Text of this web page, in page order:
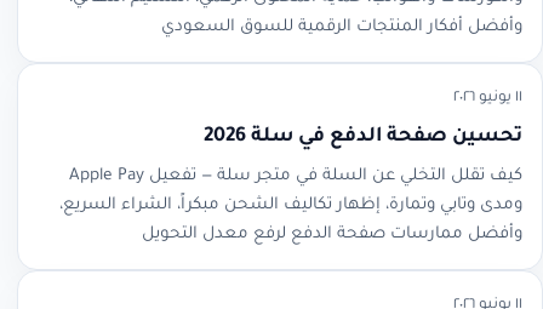
وأفضل أفكار المنتجات الرقمية للسوق السعودي
١١ يونيو ٢٠٢٦
تحسين صفحة الدفع في سلة 2026
كيف تقلل التخلي عن السلة في متجر سلة — تفعيل Apple Pay
ومدى وتابي وتمارة، إظهار تكاليف الشحن مبكراً، الشراء السريع،
وأفضل ممارسات صفحة الدفع لرفع معدل التحويل
١١ يونيو ٢٠٢٦